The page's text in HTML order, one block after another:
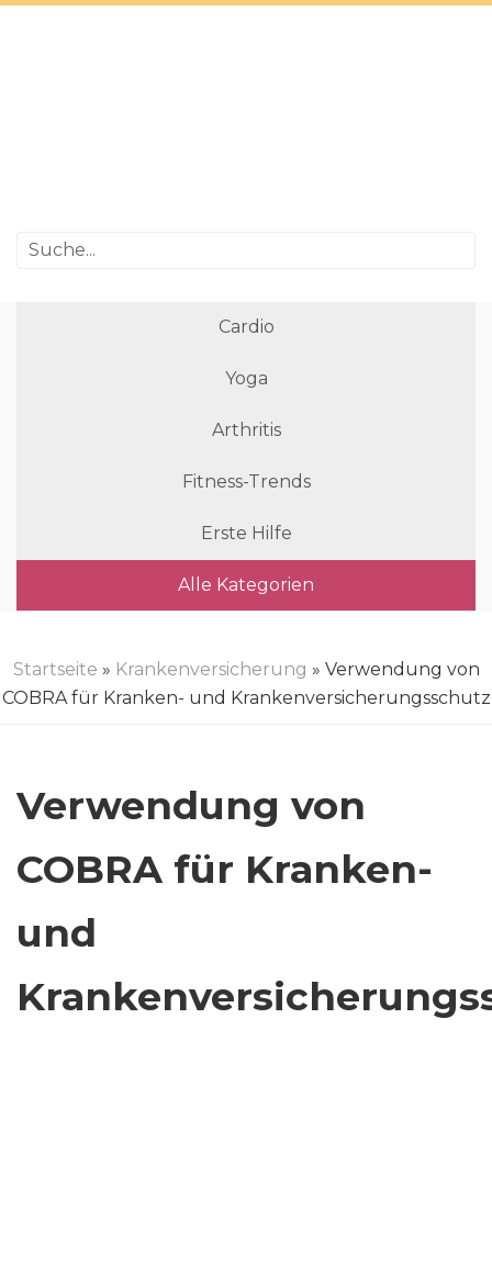
Cardio
Yoga
Arthritis
Fitness-Trends
Erste Hilfe
Alle Kategorien
Startseite » Krankenversicherung » Verwendung von
COBRA für Kranken- und Krankenversicherungsschutz
Verwendung von
COBRA für Kranken-
und